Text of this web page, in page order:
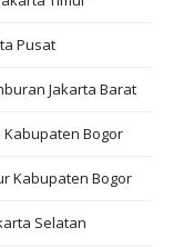
Pusat
Jakarta Barat
Kabupaten Bogor
Kabupaten Bogor
Selatan